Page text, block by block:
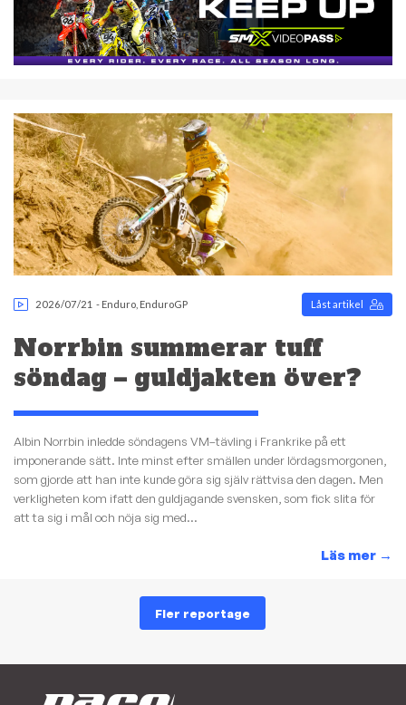
2026/07/21 - Enduro EnduroGP Låst artikel
Norrbin summerar tuff
söndag – guldjakten över?
Albin Norrbin inledde söndagens VM–tävling i Frankrike på ett
imponerande sätt. Inte minst efter smällen under lördagsmorgonen,
som gjorde att han inte kunde göra sig själv rättvisa den dagen. Men
verkligheten kom ifatt den guldjagande svensken, som fick slita för
att ta sig i mål och nöja sig med...
Läs mer →
Fler reportage